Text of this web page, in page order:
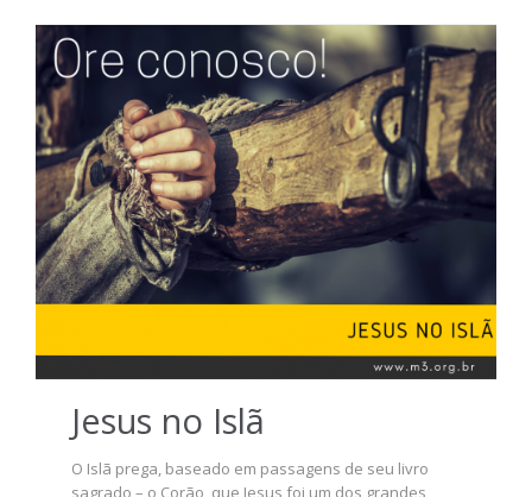
Jesus no Islã
O Islã prega, baseado em passagens de seu livro
sagrado – o Corão, que Jesus foi um dos grandes